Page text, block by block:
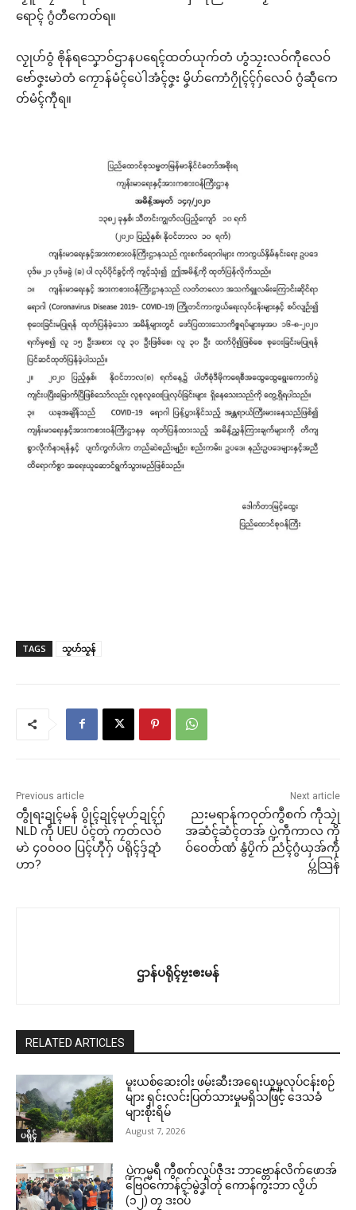
ရောၚ် ဂွံတီကေတ်ရ။
လၟုဟ်ဝွံ ၜိုန်ရသၞောဝ်ဌာနပရေၚ်ထတ်ယုက်တံ ဟွံသၠးလဝ်ကီုလေဝ်
ဗော်ဇၞးမာဲတံ ကၠောန်မံၚ်ပေဲါအံၚ်ဇၞး မၞိဟ်ကောံဂၠိုၚ်ၚ်ဂှ်လေဝ် ဂွံဆဵုကေ
တ်မံၚ်ကီုရ။
TAGS သၟဟ်သၟန်
Previous article
တွဵုရးဍုၚ်မန် ပွိုၚ်ဍုၚ်မုဟ်ဍုၚ်ဂှ်
NLD ကဵု UEU ပံၚ်တုဲ ကၠတ်လဝ်
မာဲ ၄၀၀၀၀ ပြၚ်ဟီုဂှ် ပရိုၚ်ဒှ်ဍာံ
ဟာ?
Next article
ညးမရာန်ကဝုတ်ကွဳစက် ကဵုသၠုဲ
အဆံၚ်ဆံၚ်တအ် ပ္ဍဲကဵုကာလ ကို
ဝ်ဝေတ်ဏံ နွံပၟိက် ညံၚ်ဂွံယှအ်ကဵု
ပ္ကဴသြန်
ဌာန်ပရိုၚ်ဗၠးၜးမန်
RELATED ARTICLES
ပရိုၚ်
မူးယစ်ဆေးဝါး ဖမ်းဆီးအရေးယူမှုလုပ်ငန်းစဉ်
များ ရှင်းလင်းပြတ်သားမှုမရှိသဖြင့် ဒေသခံ
များစိုးရိမ်
August 7, 2026
ပ္ဍဲကမ္မရဳ ကွဳစက်လုပ်ဇီုဒး ဘာဗ္တောန်လိက်ဖောအ်
ဗြေဝ်ကောန်ၚာ်မွဲဒၞါဲတုဲ ကောန်ကွးဘာ လၟိဟ်
(၁၂) တၠ ဒးဝပ်